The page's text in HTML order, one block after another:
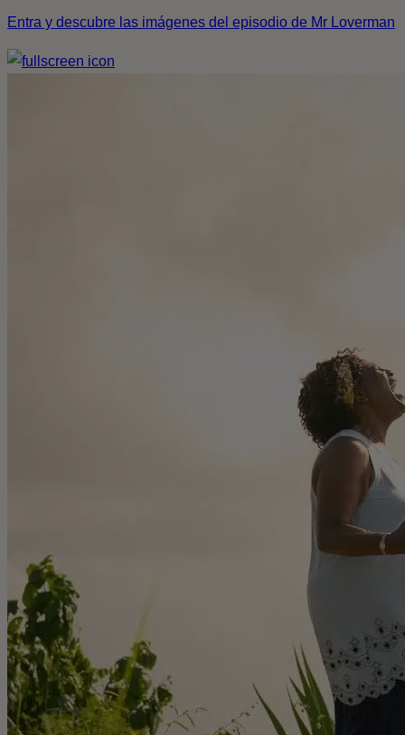
Entra y descubre las imágenes del episodio de Mr Loverman